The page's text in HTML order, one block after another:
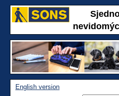
English version